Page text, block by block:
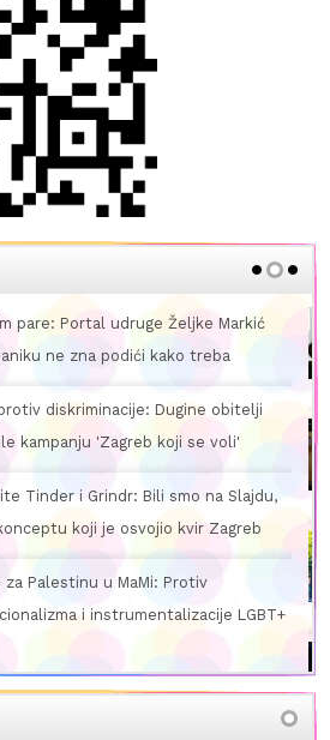
Pozadina antirodnih pokreta u Hrvatskoj:
je ekstremizam postao 'normalna strana
razgovora'?
Dugini razgovori: Zašto LGBTIQ+ osobe
pomoći?
Sami protiv HDZ-ovog terora: Karlovac
pod cenzurom, a zagrebački aktivisti šute u
debelom hladu
ponovno poslala poruku duginoj obitelji da